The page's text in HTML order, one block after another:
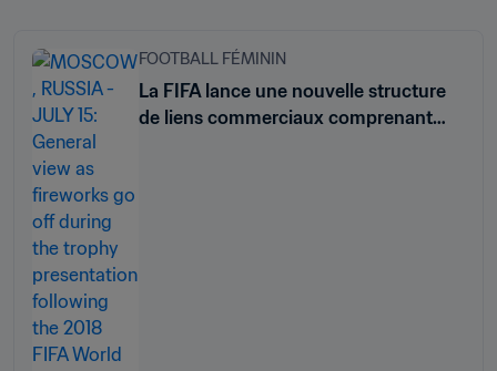
FOOTBALL FÉMININ
La FIFA lance une nouvelle structure
de liens commerciaux comprenant